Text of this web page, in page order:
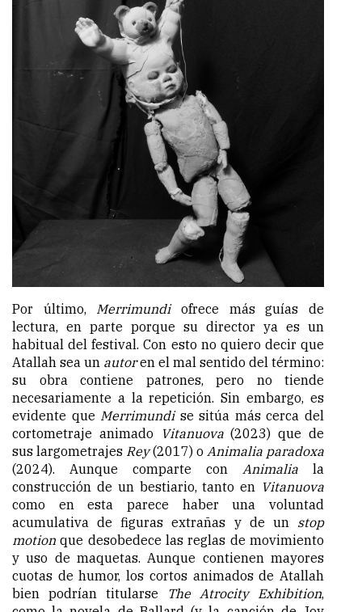
Por último, Merrimundiofrece más guías de
lectura, en parte porque su director ya es un
habitual del festival. Con esto no quiero decir que
Atallah sea un autoren el mal sentido del término:
su obra contiene patrones, pero no tiende
necesariamente a la repetición. Sin embargo, es
evidente que Merrimundi se sitúa más cerca del
cortometraje animado Vitanuova(2023) que de
sus largometrajes Rey(2017) o Animalia paradoxa
(2024). Aunque comparte con Animalia la
construcción de un bestiario, tanto en Vitanuova
como en esta parece haber una voluntad
acumulativa de figuras extrañas y de un stop
motionque desobedece las reglas de movimiento
y uso de maquetas. Aunque contienen mayores
cuotas de humor, los cortos animados de Atallah
bien podrían titularse The Atrocity Exhibition,